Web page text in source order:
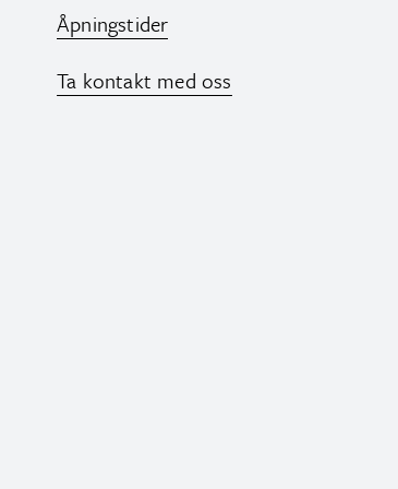
Åpningstider
Ta kontakt med oss